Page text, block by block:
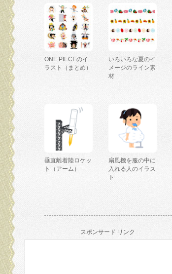
ONE PIECEのイ
ラスト（まとめ）
いろいろな夏のイ
メージのライン素
材
垂直離着陸ロケッ
ト（アーム）
扇風機を服の中に
入れる人のイラス
ト
スポンサード リンク